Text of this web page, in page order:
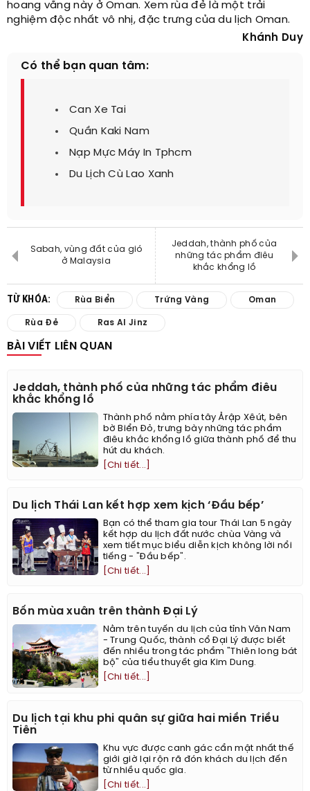
hoang vắng này ở Oman. Xem rùa đẻ là một trải
nghiệm độc nhất vô nhị, đặc trưng của du lịch Oman.
Khánh Duy
Có thể bạn quan tâm:
Can Xe Tai
Quần Kaki Nam
Nạp Mực Máy In Tphcm
Du Lịch Cù Lao Xanh
Sabah, vùng đất của gió
ở Malaysia
Jeddah, thành phố của
những tác phẩm điêu
khắc khổng lồ
TỪ KHÓA: Rùa Biển Trứng Vàng Oman
Rùa Đẻ Ras Al Jinz
BÀI VIẾT LIÊN QUAN
Jeddah, thành phố của những tác phẩm điêu
khắc khổng lồ
Thành phố nằm phía tây Ảrập Xêút, bên
bờ Biển Đỏ, trưng bày những tác phẩm
điêu khắc khổng lồ giữa thành phố để thu
hút du khách.
[Chi tiết...]
Du lịch Thái Lan kết hợp xem kịch ‘Đầu bếp’
Bạn có thể tham gia tour Thái Lan 5 ngày
kết hợp du lịch đất nước chùa Vàng và
xem tiết mục biểu diễn kịch không lời nổi
tiếng - "Đầu bếp".
[Chi tiết...]
Bốn mùa xuân trên thành Đại Lý
Nằm trên tuyến du lịch của tỉnh Vân Nam
- Trung Quốc, thành cổ Đại Lý được biết
đến nhiều trong tác phẩm "Thiên long bát
bộ" của tiểu thuyết gia Kim Dung.
[Chi tiết...]
Du lịch tại khu phi quân sự giữa hai miền Triều
Tiên
Khu vực được canh gác cẩn mật nhất thế
giới giờ lại rộn rã đón khách du lịch đến
từ nhiều quốc gia.
[Chi tiết...]